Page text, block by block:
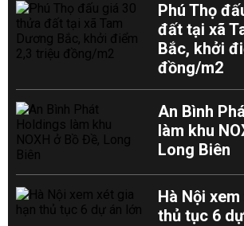
Phú Thọ
đất tại xã
Bắc, khởi
đồng/m2
An Bình
làm khu
Long Biên
Hà Nội
thủ tục 6